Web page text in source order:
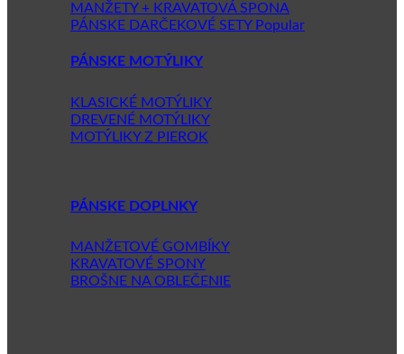
MANŽETY + KRAVATOVÁ SPONA
PÁNSKE DARČEKOVÉ SETY
PÁNSKE MOTÝLIKY
KLASICKÉ MOTÝLIKY
DREVENÉ MOTÝLIKY
MOTÝLIKY Z PIEROK
PÁNSKE DOPLNKY
MANŽETOVÉ GOMBÍKY
KRAVATOVÉ SPONY
BROŠNE NA OBLEČENIE